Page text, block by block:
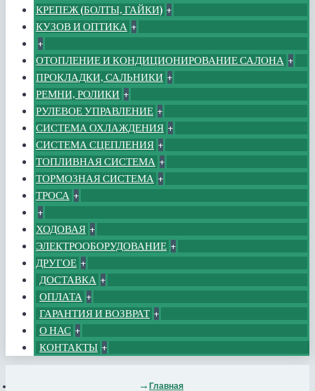
КРЕПЕЖ (БОЛТЫ, ГАЙКИ) +
КУЗОВ И ОПТИКА +
+
ОТОПЛЕНИЕ И КОНДИЦИОНИРОВАНИЕ САЛОНА +
ПРОКЛАДКИ, САЛЬНИКИ +
РЕМНИ, РОЛИКИ +
РУЛЕВОЕ УПРАВЛЕНИЕ +
СИСТЕМА ОХЛАЖДЕНИЯ +
СИСТЕМА СЦЕПЛЕНИЯ +
ТОПЛИВНАЯ СИСТЕМА +
ТОРМОЗНАЯ СИСТЕМА +
ТРОСА +
+
ХОДОВАЯ +
ЭЛЕКТРООБОРУДОВАНИЕ +
ДРУГОЕ +
ДОСТАВКА +
ОПЛАТА +
ГАРАНТИЯ И ВОЗВРАТ +
О НАС +
КОНТАКТЫ +
Главная